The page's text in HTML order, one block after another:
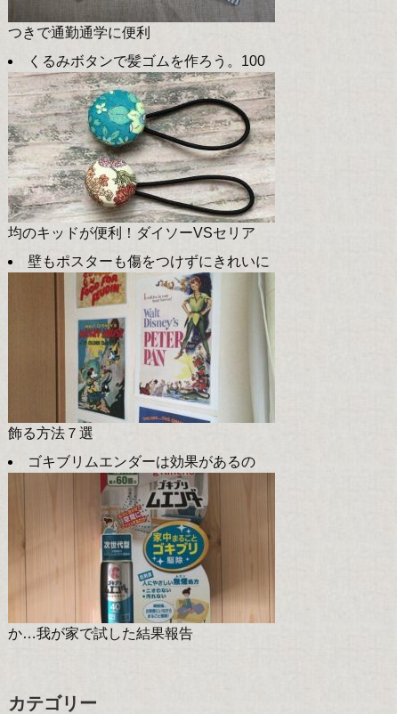
つきで通勤通学に便利
くるみボタンで髪ゴムを作ろう。100
均のキッドが便利！ダイソーVSセリア
壁もポスターも傷をつけずにきれいに
飾る方法７選
ゴキブリムエンダーは効果があるの
か…我が家で試した結果報告
カテゴリー